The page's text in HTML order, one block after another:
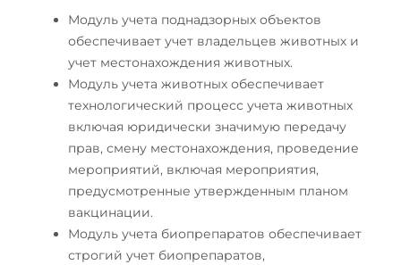
Модуль учета поднадзорных объектов
обеспечивает учет владельцев животных и
учет местонахождения животных.
Модуль учета животных обеспечивает
технологический процесс учета животных
включая юридически значимую передачу
прав, смену местонахождения, проведение
мероприятий, включая мероприятия,
предусмотренные утвержденным планом
вакцинации.
Модуль учета биопрепаратов обеспечивает
строгий учет биопрепаратов,